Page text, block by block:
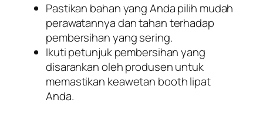
Pastikan bahan yang Anda pilih mudah
perawatannya dan tahan terhadap
pembersihan yang sering.
Ikuti petunjuk pembersihan yang
disarankan oleh produsen untuk
memastikan keawetan booth lipat
Anda.